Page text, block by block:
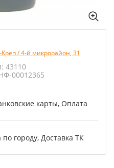
Креп / 4-й микрорайон, 31
43110
00012365
карты, Оплата
городу, Доставка ТК